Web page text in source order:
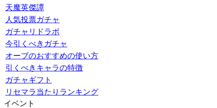
天魔英傑譚
人気投票ガチャ
ガチャリドラボ
今引くべきガチャ
オーブのおすすめの使い方
引くべきキャラの特徴
ガチャギフト
リセマラ当たりランキング
イベント